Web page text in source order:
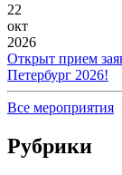
22
окт
2026
Открыт прием
Петербург 2026!
Все мероприятия
Рубрики